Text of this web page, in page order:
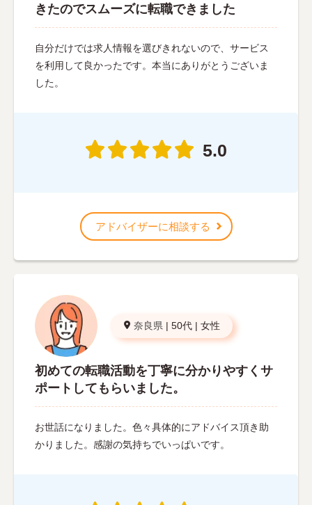
きたのでスムーズに転職できました
自分だけでは求人情報を選びきれないので、サービス
を利用して良かったです。本当にありがとうございま
した。
5.0
アドバイザーに相談する
奈良県 | 50代 | 女性
初めての転職活動を丁寧に分かりやすくサ
ポートしてもらいました。
お世話になりました。色々具体的にアドバイス頂き助
かりました。感謝の気持ちでいっぱいです。